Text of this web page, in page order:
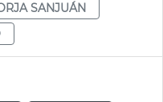
SANJUÁN